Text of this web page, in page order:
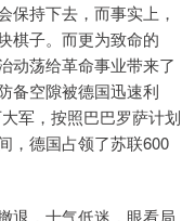
持下去，而事实上，
棋子。而更为致命的
动荡给革命事业带来了
备空隙被德国迅速利
军，按照巴巴罗萨计划
，德国占领了苏联600